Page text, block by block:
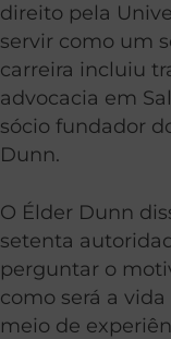
direito pela
servir como um
carreira incluiu
advocacia em
sócio fundador
Dunn.
O Élder Dunn
setenta
perguntar o
como será a
meio de